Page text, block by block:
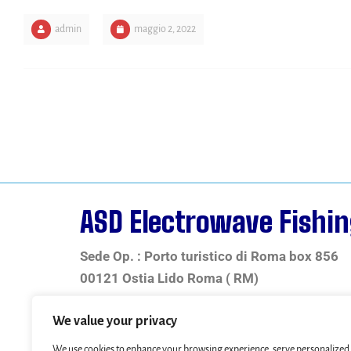
We value your privacy
admin maggio 2, 2022
ASD Electrowave
Sede Op. : Porto turistico di Roma box 856
00121 Ostia Lido Roma ( RM)
telefono +39 346 350 3773
e.mail: asdelectrowave@hotmail.com